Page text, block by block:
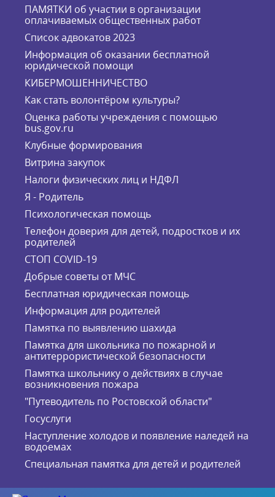
ПАМЯТКИ об участии в организации
оплачиваемых общественных работ
Список адвокатов 2023
Информация об оказании бесплатной
юридической помощи
КИБЕРМОШЕННИЧЕСТВО
Как стать волонтёром культуры?
Оценка работы учреждения с помощью
bus.gov.ru
Клубные формирования
Витрина закупок
Налоги физических лиц и НДФЛ
Я - Родитель
Психологическая помощь
Телефон доверия для детей, подростков и их
родителей
СТОП COVID-19
Добрые советы от МЧС
Бесплатная юридическая помощь
Информация для родителей
Памятка по выявлению шахида
Памятка для школьника по пожарной и
антитеррористической безопасности
Памятка школьнику о действиях в случае
возникновения пожара
"Путеводитель по Ростовской области"
Госуслуги
Наступление холодов и появление наледей на
водоемах
Специальная памятка для детей и родителей